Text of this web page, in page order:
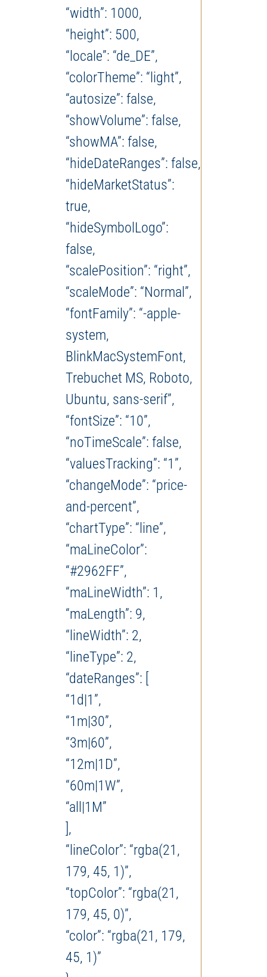
“width”: 1000,
“height”: 500,
“locale”: “de_DE”,
“colorTheme”: “light”,
“autosize”: false,
“showVolume”: false,
“showMA”: false,
“hideDateRanges”: false,
“hideMarketStatus”:
true,
“hideSymbolLogo”:
false,
“scalePosition”: “right”,
“scaleMode”: “Normal”,
“fontFamily”: “-apple-
system,
BlinkMacSystemFont,
Trebuchet MS, Roboto,
Ubuntu, sans-serif”,
“fontSize”: “10”,
“noTimeScale”: false,
“valuesTracking”: “1”,
“changeMode”: “price-
and-percent”,
“chartType”: “line”,
“maLineColor”:
“#2962FF”,
“maLineWidth”: 1,
“maLength”: 9,
“lineWidth”: 2,
“lineType”: 2,
“dateRanges”: [
“1d|1”,
“1m|30”,
“3m|60”,
“12m|1D”,
“60m|1W”,
“all|1M”
],
“lineColor”: “rgba(21,
179, 45, 1)”,
“topColor”: “rgba(21,
179, 45, 0)”,
“color”: “rgba(21, 179,
45, 1)”